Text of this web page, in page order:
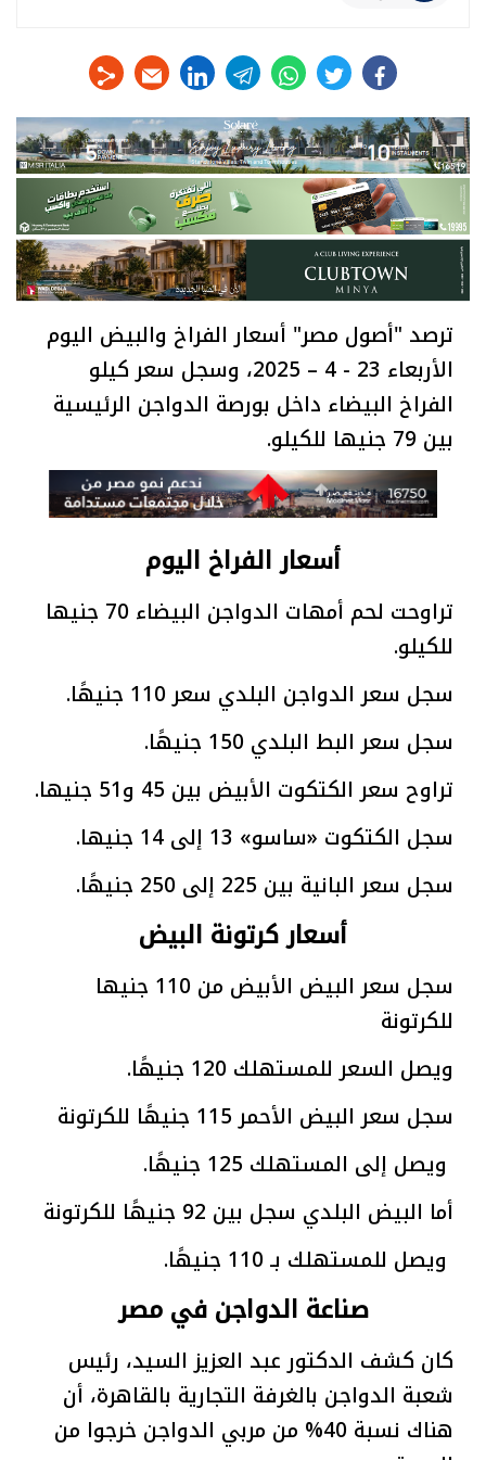
facebook
twitter
whats
telegram
linkedin
ترصد "أصول مصر" أسعار الفراخ والبيض اليوم
الأربعاء 23 - 4 – 2025، وسجل سعر كيلو
الفراخ البيضاء داخل بورصة الدواجن الرئيسية
بين 79 جنيها للكيلو.
أسعار الفراخ اليوم
تراوحت لحم أمهات الدواجن البيضاء 70 جنيها
للكيلو.
سجل سعر الدواجن البلدي سعر 110 جنيهًا.
سجل سعر البط البلدي 150 جنيهًا.
تراوح سعر الكتكوت الأبيض بين 45 و51 جنيها.
سجل الكتكوت «ساسو» 13 إلى 14 جنيها.
سجل سعر البانية بين 225 إلى 250 جنيهًا.
أسعار كرتونة البيض
سجل سعر البيض الأبيض من 110 جنيها
للكرتونة
ويصل السعر للمستهلك 120 جنيهًا.
سجل سعر البيض الأحمر 115 جنيهًا للكرتونة
ويصل إلى المستهلك 125 جنيهًا.
أما البيض البلدي سجل بين 92 جنيهًا للكرتونة
ويصل للمستهلك بـ 110 جنيهًا.
صناعة الدواجن في مصر
كان كشف الدكتور عبد العزيز السيد، رئيس
شعبة الدواجن بالغرفة التجارية بالقاهرة، أن
هناك نسبة 40% من مربي الدواجن خرجوا من